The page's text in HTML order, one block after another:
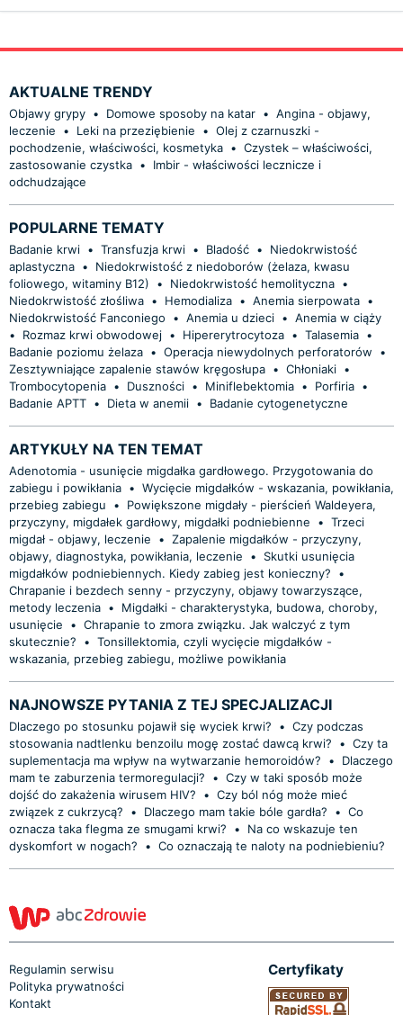
AKTUALNE TRENDY
Objawy grypy • Domowe sposoby na katar • Angina - objawy,
leczenie
• Leki na przeziębienie • Olej z czarnuszki -
pochodzenie, właściwości, kosmetyka • Czystek – właściwości,
zastosowanie czystka •
Imbir - właściwości lecznicze i
odchudzające
POPULARNE TEMATY
Badanie krwi • Transfuzja krwi • Bladość •
Niedokrwistość
aplastyczna •
Niedokrwistość z niedoborów (żelaza, kwasu
foliowego, witaminy B12)
• Niedokrwistość hemolityczna •
Niedokrwistość złośliwa • Hemodializa • Anemia sierpowata •
Niedokrwistość Fanconiego
• Anemia u dzieci • Anemia w ciąży
•
Rozmaz krwi obwodowej • Hipererytrocytoza • Talasemia •
Badanie poziomu żelaza • Operacja niewydolnych perforatorów
•
Zesztywniające zapalenie stawów kręgosłupa • Chłoniaki •
Trombocytopenia • Duszności • Miniflebektomia • Porfiria •
Badanie APTT • Dieta w anemii • Badanie cytogenetyczne
ARTYKUŁY NA TEN TEMAT
Adenotomia - usunięcie migdałka gardłowego. Przygotowania do
zabiegu i powikłania • Wycięcie migdałków - wskazania, powikłania,
przebieg zabiegu
•
Powiększone migdały - pierścień Waldeyera,
przyczyny, migdałek gardłowy, migdałki podniebienne
• Trzeci
migdał - objawy, leczenie
• Zapalenie migdałków - przyczyny,
objawy, diagnostyka, powikłania, leczenie
•
Skutki usunięcia
migdałków podniebiennych. Kiedy zabieg jest konieczny?
•
Chrapanie i bezdech senny - przyczyny, objawy towarzyszące,
metody leczenia •
Migdałki - charakterystyka, budowa, choroby,
usunięcie
• Chrapanie to zmora związku. Jak walczyć z tym
skutecznie?
• Tonsillektomia, czyli wycięcie migdałków -
wskazania, przebieg zabiegu, możliwe powikłania
NAJNOWSZE PYTANIA Z TEJ SPECJALIZACJI
Dlaczego po stosunku pojawił się wyciek krwi? • Czy podczas
stosowania nadtlenku benzoilu mogę zostać dawcą krwi?
• Czy ta
suplementacja ma wpływ na wytwarzanie hemoroidów?
•
Dlaczego
mam te zaburzenia termoregulacji?
• Czy w taki sposób może
dojść do zakażenia wirusem HIV?
• Czy ból nóg może mieć
związek z cukrzycą?
• Dlaczego mam takie bóle gardła? • Co
oznacza taka flegma ze smugami krwi?
•
Na co wskazuje ten
dyskomfort w nogach?
• Co oznaczają te naloty na podniebieniu?
Regulamin serwisu
Polityka prywatności
Kontakt
Certyfikaty